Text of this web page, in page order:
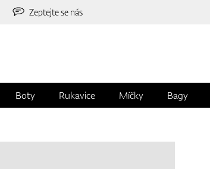
Zeptejte se nás
Boty Rukavice Míčky Bagy